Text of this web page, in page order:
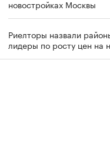
новостройках Москвы
Риелторы назвали
лидеры по росту цен на